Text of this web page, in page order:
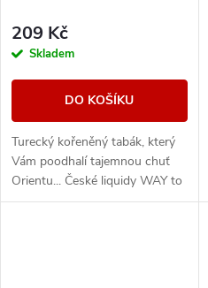
209 Kč
Skladem
DO KOŠÍKU
Turecký kořeněný tabák, který
Vám poodhalí tajemnou chuť
Orientu... České liquidy WAY to
Vape jsou díky vyváženému